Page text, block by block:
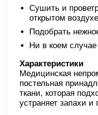
Сушить и
открытом
Подобрать
Ни в коем
Характеристики
Медицинская
постельная
ткани, которая
устраняет запахи и